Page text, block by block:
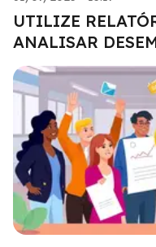
UTILIZE
ANALISAR